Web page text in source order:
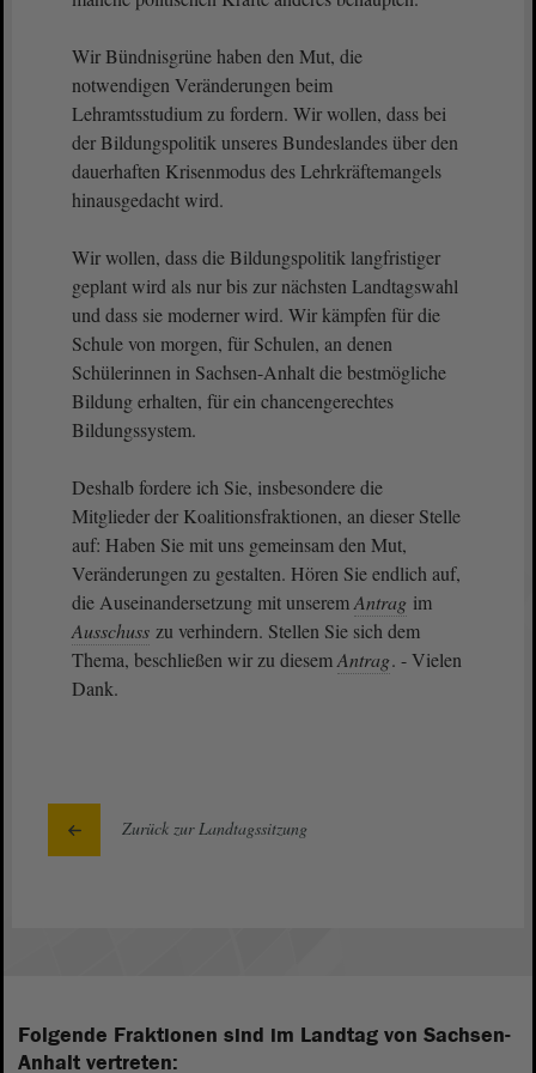
Wir Bündnisgrüne haben den Mut, die
notwendigen Veränderungen beim
Lehramtsstudium zu fordern. Wir wollen, dass bei
der Bildungspolitik unseres Bundeslandes über den
dauerhaften Krisenmodus des Lehrkräftemangels
hinausgedacht wird.
Wir wollen, dass die Bildungspolitik langfristiger
geplant wird als nur bis zur nächsten Landtagswahl
und dass sie moderner wird. Wir kämpfen für die
Schule von morgen, für Schulen, an denen
Schülerinnen in Sachsen-Anhalt die bestmögliche
Bildung erhalten, für ein chancengerechtes
Bildungssystem.
Deshalb fordere ich Sie, insbesondere die
Mitglieder der Koalitionsfraktionen, an dieser Stelle
auf: Haben Sie mit uns gemeinsam den Mut,
Veränderungen zu gestalten. Hören Sie endlich auf,
die Auseinandersetzung mit unseremAntrag im
Ausschuss zu verhindern. Stellen Sie sich dem
Thema, beschließen wir zu diesemAntrag. - Vielen
Dank.
Zurück zur Landtagssitzung
Folgende Fraktionen sind im Landtag von Sachsen-
Anhalt vertreten: